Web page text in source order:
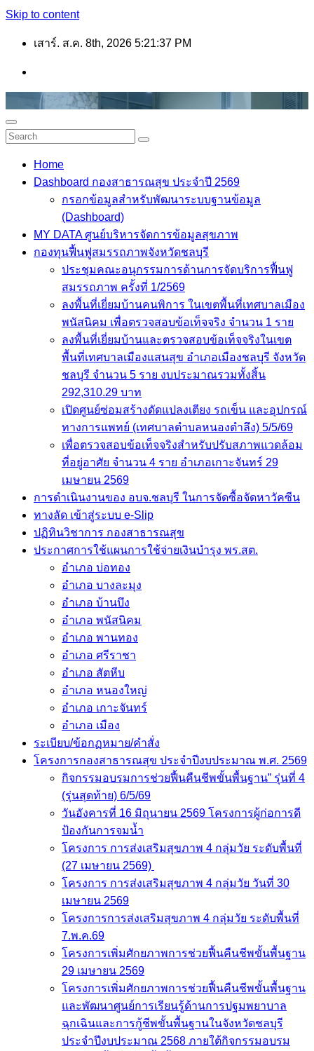
Skip to content
เสาร์. ส.ค. 8th, 2026 5:21:38 PM
Home
Dashboard กองสาธารณสุข ประจำปี 2569
กรอกข้อมูลสำหรับพัฒนาระบบฐานข้อมูล
(Dashboard)
MY DATA ศูนย์บริหารจัดการข้อมูลสุขภาพ
กองทุนฟื้นฟูสมรรถภาพจังหวัดชลบุรี
ประชุมคณะอนุกรรมการด้านการจัดบริการฟื้นฟู
สมรรถภาพ ครั้งที่ 1/2569
ลงพื้นที่เยี่ยมบ้านคนพิการ ในเขตพื้นที่เทศบาลเมือง
พนัสนิคม เพื่อตรวจสอบข้อเท็จจริง จำนวน 1 ราย
ลงพื้นที่เยี่ยมบ้านและตรวจสอบข้อเท็จจริงในเขต
พื้นที่เทศบาลเมืองแสนสุข อำเภอเมืองชลบุรี จังหวัด
ชลบุรี จำนวน 5 ราย งบประมาณรวมทั้งสิ้น
292,310.29 บาท
เปิดศูนย์ซ่อมสร้างดัดแปลงเตียง รถเข็น และอุปกรณ์
ทางการแพทย์ (เทศบาลตำบลหนองตำลึง) 5/5/69
เพื่อตรวจสอบข้อเท็จจริงสำหรับปรับสภาพแวดล้อม
ที่อยู่อาศัย จำนวน 4 ราย อำเภอเกาะจันทร์ 29
เมษายน 2569
การดำเนินงานของ อบจ.ชลบุรี ในการจัดซื้อจัดหาวัคซีน
ทางลัด เข้าสู่ระบบ e-Slip
ปฏิทินวิชาการ กองสาธารณสุข
ประกาศการใช้แผนการใช้จ่ายเงินบำรุง พร.สต.
อำเภอ บ่อทอง
อำเภอ บางละมุง
อำเภอ บ้านบึง
อำเภอ พนัสนิคม
อำเภอ พานทอง
อำเภอ ศรีราชา
อำเภอ สัตหีบ
อำเภอ หนองใหญ่
อำเภอ เกาะจันทร์
อำเภอ เมือง
ระเบียบ/ข้อกฏหมาย/คำสั่ง
โครงการกองสาธารณสุข ประจำปีงบประมาณ พ.ศ. 2569
กิจกรรมอบรมการช่วยฟื้นคืนชีพขั้นพื้นฐาน” รุ่นที่ 4
(รุ่นสุดท้าย) 6/5/69
วันอังคารที่ 16 มิถุนายน 2569 โครงการผู้ก่อการดี
ป้องกันการจมน้ำ
โครงการ การส่งเสริมสุขภาพ 4 กลุ่มวัย ระดับพื้นที่
(27 เมษายน 2569)
โครงการ การส่งเสริมสุขภาพ 4 กลุ่มวัย วันที่ 30
เมษายน 2569
โครงการการส่งเสริมสุขภาพ 4 กลุ่มวัย ระดับพื้นที่
7.พ.ค.69
โครงการเพิ่มศักยภาพการช่วยฟื้นคืนชีพขั้นพื้นฐาน
29 เมษายน 2569
โครงการเพิ่มศักยภาพการช่วยฟื้นคืนชีพขั้นพื้นฐาน
และพัฒนาศูนย์การเรียนรู้ด้านการปฐมพยาบาล
ฉุกเฉินและการกู้ชีพขั้นพื้นฐานในจังหวัดชลบุรี
ประจำปีงบประมาณ 2568 ภายใต้กิจกรรมอบรม